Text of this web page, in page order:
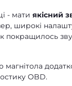
- мати якісний
широкі
покращилось
OBD.